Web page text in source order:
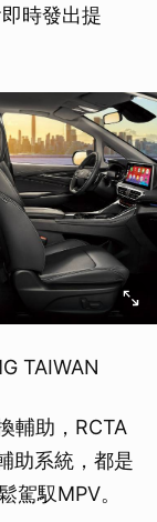
時發出提
TAIWAN
輔助，RCTA
助系統，都是
駕馭MPV。